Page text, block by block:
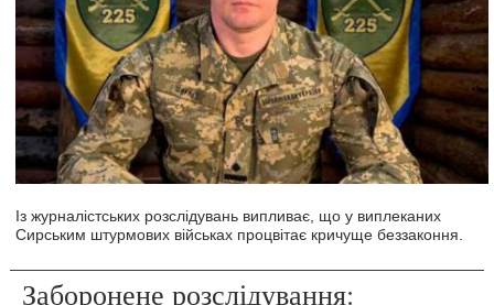
Із журналістських розслідувань випливає, що у виплеканих
Сирським штурмових військах процвітає кричуще беззаконня.
Заборонене розслідування: